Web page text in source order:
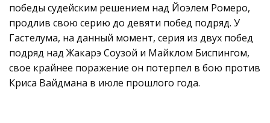
победы судейским решением над Йоэлем Ромеро,
продлив свою серию до девяти побед подряд. У
Гастелума, на данный момент, серия из двух побед
подряд над Жакарэ Соузой и Майклом Биспингом,
свое крайнее поражение он потерпел в бою против
Криса Вайдмана в июле прошлого года.